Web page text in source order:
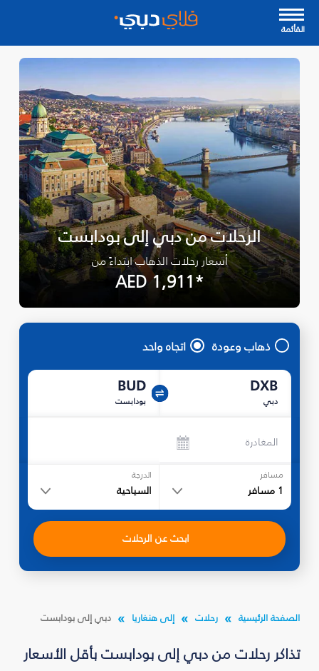
القأئمة
الرحلات من دبي إلى بودابست
أسعار رحلات الذهاب ابتداءً من
*AED 1,911
ذهاب وعودة اتجاه واحد
DXB
دبي
BUD
بودابست
المغادرة
مسافر
1 مسافر
الدرجة
السياحية
ابحث عن الرحلات
الصفحة الرئيسية رحلات إلى هنغاريا دبي إلى بودابست
تذاكر رحلات من دبي إلى بودابست بأقل الأسعار